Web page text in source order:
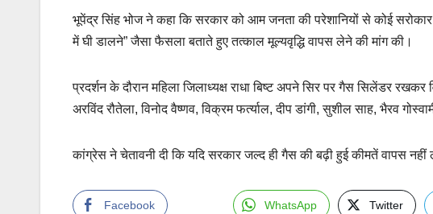
भूपेंद्र सिंह भोज ने कहा कि सरकार को आम जनता की परेशानियों से कोई
में घी डालने” जैसा फैसला बताते हुए तत्काल मूल्यवृद्धि वापस लेने की मांग की।
प्रदर्शन के दौरान महिला जिलाध्यक्ष राधा बिष्ट अपने सिर पर गैस सिलेंडर
अरविंद रौतेला, विनोद वैष्णव, विक्रम फर्त्याल, दीप डांगी, सुशील साह, भैरव
कांग्रेस ने चेतावनी दी कि यदि सरकार जल्द ही गैस की बढ़ी हुई कीमतें वापस
Facebook WhatsApp Twitter